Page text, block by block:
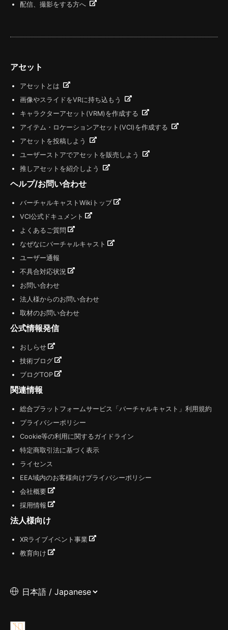
配信、撮影をする方へ
アセット
アセットとは
画像やスライドをVRに持ち込もう
キャラクターアセット(VRM)を作成する
アイテム・ロケーションアセット(VCI)を作成する
アセットを投稿しよう
ユーザーストアでアセットを販売しよう
推しアセットを紹介しよう
ヘルプ/お問い合わせ
バーチャルキャストWikiトップ
VCI公式ドキュメント
よくあるご質問
なぜなにバーチャルキャスト
ユーザー通報
不具合対応状況
お問い合わせ
法人様からのお問い合わせ
取材のお問い合わせ
公式情報発信
おしらせ
技術ブログ
ブログTOP
関連情報
総合プラットフォームサービス「バーチャルキャスト」利用規約
プライバシーポリシー
Cookie等の利用に関するガイドライン
特定商取引法に基づく表示
ライセンス
EEA域内のお客様向けプライバシーポリシー
会社概要
採用情報
法人様向け
XRライブイベント事業
教育向け